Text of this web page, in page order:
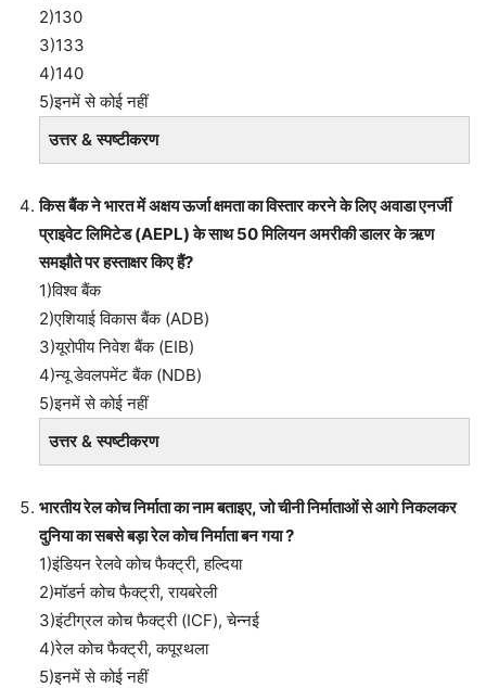
2)130
3)133
4)140
5)इनमें से कोई नहीं
उत्तर & स्पष्टीकरण
किस बैंक ने भारत में अक्षय ऊर्जा क्षमता का विस्तार करने के लिए अवाडा एनर्जी
प्राइवेट लिमिटेड (AEPL) के साथ 50 मिलियन अमरीकी डालर के ऋण
समझौते पर हस्ताक्षर किए हैं?
1)विश्व बैंक
2)एशियाई विकास बैंक (ADB)
3)यूरोपीय निवेश बैंक (EIB)
4)न्यू डेवलपमेंट बैंक (NDB)
5)इनमें से कोई नहीं
उत्तर & स्पष्टीकरण
भारतीय रेल कोच निर्माता का नाम बताइए, जो चीनी निर्माताओं से आगे निकलकर
दुनिया का सबसे बड़ा रेल कोच निर्माता बन गया ?
1)इंडियन रेलवे कोच फैक्ट्री, हल्दिया
2)मॉडर्न कोच फैक्ट्री, रायबरेली
3)इंटीग्रल कोच फैक्ट्री (ICF), चेन्नई
4)रेल कोच फैक्ट्री, कपूरथला
5)इनमें से कोई नहीं